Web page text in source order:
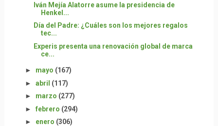
Iván Mejía Alatorre asume la presidencia de
Henkel...
Día del Padre: ¿Cuáles son los mejores regalos
tec...
Experis presenta una renovación global de marca
ce...
► mayo (167)
► abril (117)
► marzo (277)
► febrero (294)
► enero (306)